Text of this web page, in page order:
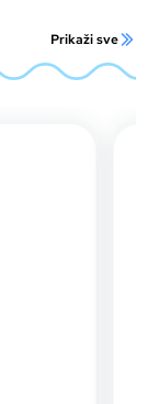
Prikaži sve